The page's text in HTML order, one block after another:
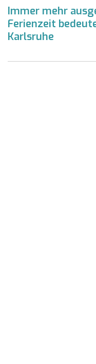
Immer mehr
Ferienzeit
Karlsruhe